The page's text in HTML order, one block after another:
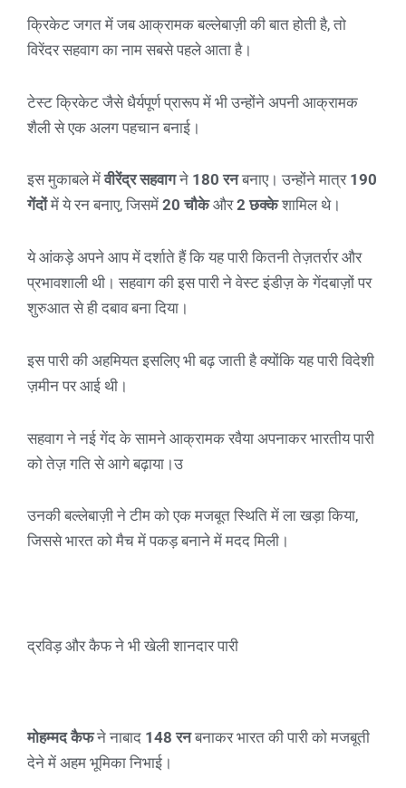
क्रिकेट जगत में जब आक्रामक बल्लेबाज़ी की बात होती है, तो
विरेंदर सहवाग का नाम सबसे पहले आता है।
टेस्ट क्रिकेट जैसे धैर्यपूर्ण प्रारूप में भी उन्होंने अपनी आक्रामक
शैली से एक अलग पहचान बनाई।
इस मुकाबले मेंवीरेंद्र सहवागने 180 रनबनाए। उन्होंने मात्र 190
गेंदोंमें ये रन बनाए, जिसमें 20 चौकेऔर2 छक्केशामिल थे।
ये आंकड़े अपने आप में दर्शाते हैं कि यह पारी कितनी तेज़तर्रार और
प्रभावशाली थी। सहवाग की इस पारी ने वेस्ट इंडीज़ के गेंदबाज़ों पर
शुरुआत से ही दबाव बना दिया।
इस पारी की अहमियत इसलिए भी बढ़ जाती है क्योंकि यह पारी विदेशी
ज़मीन पर आई थी।
सहवाग ने नई गेंद के सामने आक्रामक रवैया अपनाकर भारतीय पारी
को तेज़ गति से आगे बढ़ाया।उ
उनकी बल्लेबाज़ी ने टीम को एक मजबूत स्थिति में ला खड़ा किया,
जिससे भारत को मैच में पकड़ बनाने में मदद मिली।
द्रविड़ और कैफ ने भी खेली शानदार पारी
मोहम्मद कैफने नाबाद 148 रनबनाकर भारत की पारी को मजबूती
देने में अहम भूमिका निभाई।